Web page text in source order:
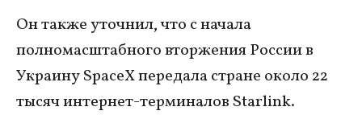
Он также уточнил, что с начала
полномасштабного вторжения России в
Украину SpaceX передала стране около 22
тысяч интернет-терминалов Starlink.